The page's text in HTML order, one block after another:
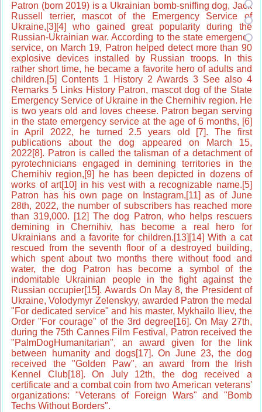
Patron (born 2019) is a Ukrainian bomb-sniffing dog, Jack
Russell terrier, mascot of the Emergency Service of
Ukraine,[3][4] who gained great popularity during the
Russian-Ukrainian war. According to the state emergency
service, on March 19, Patron helped detect more than 90
explosive devices installed by Russian troops. In this
rather short time, he became a favorite hero of adults and
children.[5] Contents 1 History 2 Awards 3 See also 4
Remarks 5 Links History Patron, mascot dog of the State
Emergency Service of Ukraine in the Chernihiv region. He
is two years old and loves cheese. Patron began serving
in the state emergency service at the age of 6 months, [6]
in April 2022, he turned 2.5 years old [7]. The first
publications about the dog appeared on March 15,
2022[8]. Patron is called the talisman of a detachment of
pyrotechnicians engaged in demining territories in the
Chernihiv region,[9] he has been depicted in dozens of
works of art[10] in his vest with a recognizable name.[5]
Patron has his own page on Instagram,[11] as of June
28th, 2022, the number of subscribers has reached more
than 319,000. [12] The dog Patron, who helps rescuers
demining in Chernihiv, has become a real hero for
Ukrainians and a favorite for children.[13][14] With a cat
rescued from the seventh floor of a destroyed building,
which spent about two months there without food and
water, the dog Patron has become a symbol of the
indomitable Ukrainian people in the fight against the
Russian occupier[15]. Awards On May 8, the President of
Ukraine, Volodymyr Zelenskyy, awarded Patron the medal
"For dedicated service" and his master, Mykhailo Iliev, the
Order "For courage" of the 3rd degree[16]. On May 27th,
during the 75th Cannes Film Festival, Patron received the
"PalmDogHumanitarian", an award given for the link
between humanity and dogs[17]. On June 23, the dog
received the "Golden Paw", an award from the Irish
Kennel Club[18]. On July 12th, the dog received a
certificate and a combat coin from two American veterans'
organizations: "Veterans of Foreign Wars" and "Bomb
Techs Without Borders".